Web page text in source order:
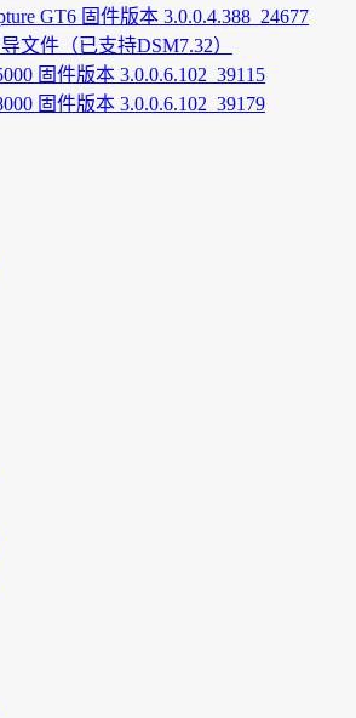
GT6 固件版本 3.0.0.4.388_24677
文件（已支持DSM7.32）
固件版本 3.0.0.6.102_39115
固件版本 3.0.0.6.102_39179